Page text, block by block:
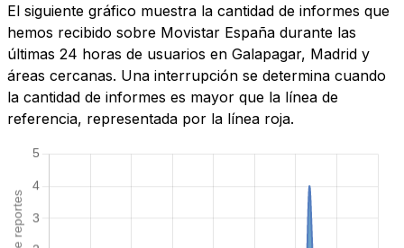
El siguiente gráfico muestra la cantidad de informes que
hemos recibido sobre Movistar España durante las
últimas 24 horas de usuarios en Galapagar, Madrid y
áreas cercanas. Una interrupción se determina cuando
la cantidad de informes es mayor que la línea de
referencia, representada por la línea roja.